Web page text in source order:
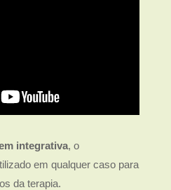
integrativa, o
em qualquer caso para
da terapia.